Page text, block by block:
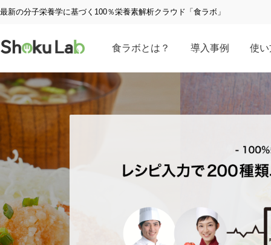
最新の分子栄養学に基づく100％栄養素解析クラウド「食ラボ」
食ラボとは？ 導入事例 使い